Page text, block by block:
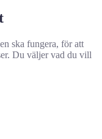
ska fungera, för att
Du väljer vad du vill